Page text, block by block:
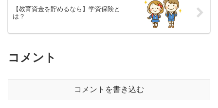
【教育資金を貯めるなら】学資保険と
は？
コメント
コメントを書き込む